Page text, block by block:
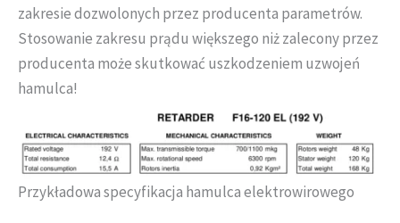
zakresie dozwolonych przez producenta parametrów.
Stosowanie zakresu prądu większego niż zalecony przez
producenta może skutkować uszkodzeniem uzwojeń
hamulca!
Przykładowa specyfikacja hamulca elektrowirowego